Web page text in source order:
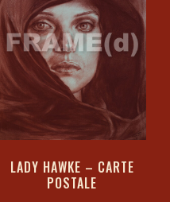
LADY HAWKE – CARTE
POSTALE